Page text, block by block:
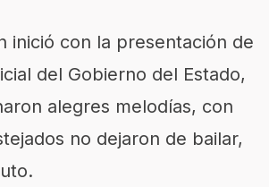
inició con la presentación de
del Gobierno del Estado,
alegres melodías, con
no dejaron de bailar,